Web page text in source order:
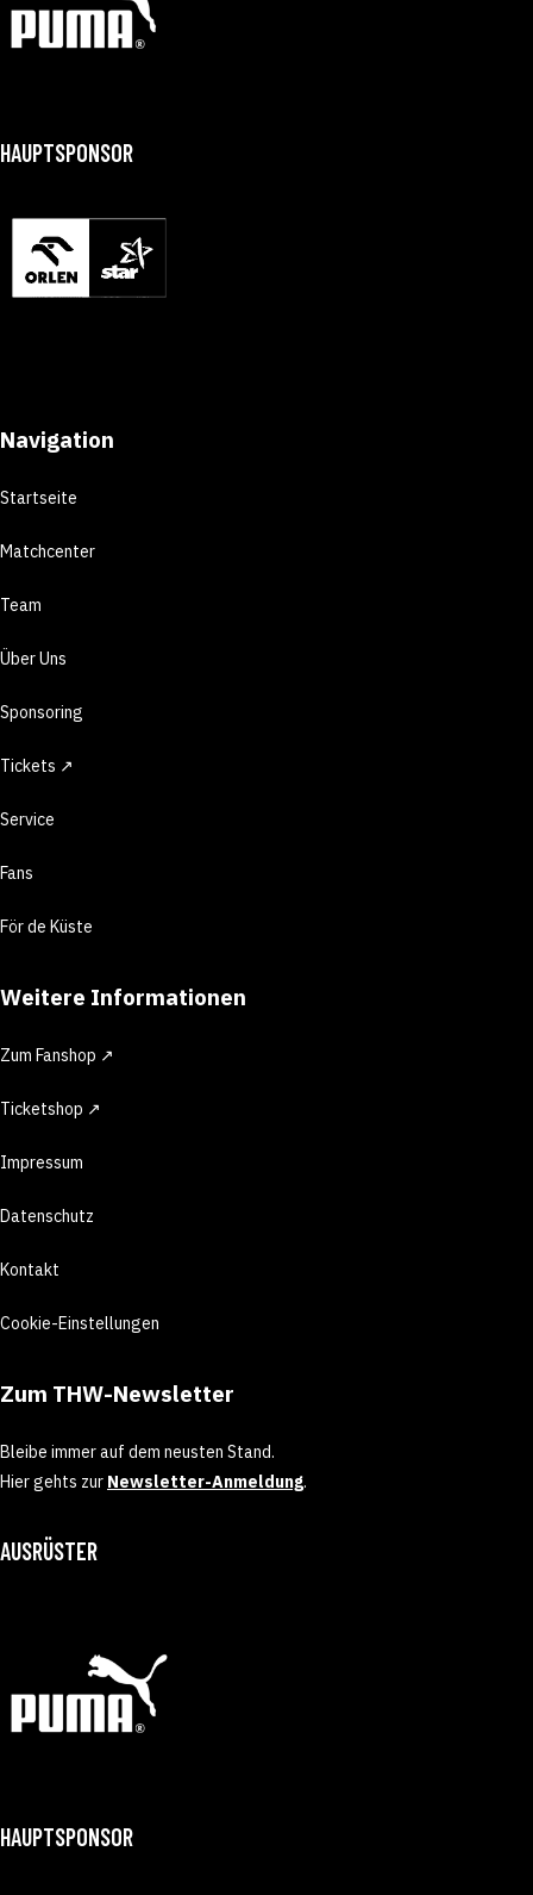
HAUPTSPONSOR
Navigation
Startseite
Matchcenter
Team
Über Uns
Sponsoring
Tickets ↗
Service
Fans
För de Küste
Weitere Informationen
Zum Fanshop ↗
Ticketshop ↗
Impressum
Datenschutz
Kontakt
Cookie-Einstellungen
Zum THW-Newsletter
Bleibe immer auf dem neusten Stand.
Hier gehts zur Newsletter-Anmeldung.
AUSRÜSTER
HAUPTSPONSOR